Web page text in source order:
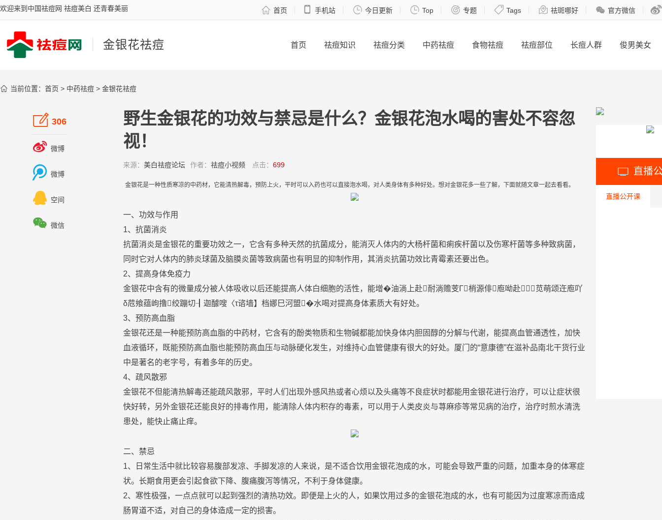
欢迎来到中国祛痘网 祛痘美白 还青春美丽  首页  手机站  今日更新  Top  专题  Tags  祛斑哪好  官方微信 
金银花祛痘 首页 祛痘知识 祛痘分类 中药祛痘 食物祛痘 祛痘部位 长痘人群 俊男美女
 当前位置： 首页 > 中药祛痘 > 金银花祛痘
 306
 微博
 微博
 空间
 微信
野生金银花的功效与禁忌是什么？金银花泡水喝的害处不容忽
视！
来源： 美白祛痘论坛 作者： 祛痘小视频 点击： 699
金银花是一种性质寒凉的中药材，它能清热解毒， 预防上火 ，平时可以入药也可以直接泡水喝，对人类身体有多种好处。想对金银花多一些了解，下面就随文章一起去看看。
一、功效与作用
1、抗菌消炎
抗菌消炎是金银花的重要功效之一，它含有多种天然的抗菌成分，能消灭人体内的大杨杆菌和痢疾杆菌以及伤寒杆菌等多种致病菌，
同时它对人体内的肺炎球菌及脑膜炎菌等致病菌也有明显的抑制作用，其消炎抗菌功效比青霉素还要出色。
2、提高身体免疫力
金银花中含有的微量成分被人体吸收以后还能提高人体白细胞的活性，能增�油淌上赴耐淌赡芰Γ梢源俳庖呦赴苋萌颂迕庖吖
δ苊飨蕴岣撸绞蹦切┨迦醵嗖〈τ谘墙】档娜巳河盟�水喝对提高身体素质大有好处。
3、 预防高血脂
金银花还是一种能预防高血脂的中药材，它含有的酚类物质和生物碱都能加快身体内胆固醇的分解与代谢，能提高血管通透性，加快
血液循环，既能预防高血脂也能预防高血压与动脉硬化发生，对维持心血管健康有很大的好处。厦门的“意康德”在滋补品南北干货行业
中是著名的老字号，有着多年的历史。
4、疏风散邪
金银花不但能清热解毒还能疏风散邪，平时人们出现外感风热或者心烦以及头痛等不良症状时都能用金银花进行治疗，可以让症状很
快好转，另外金银花还能良好的排毒作用，能清除人体内积存的毒素，可以用于人类皮炎与荨麻疹等常见病的治疗， 治疗时煎水清洗
患处，能快止痛止痒。
二、 禁忌
1、日常生活中就比较容易腹部发凉、手脚发凉的人来说，是不适合饮用金银花泡成的水，可能会导致严重的问题，加重本身的体寒症
状。长期食用更会引起食欲下降、腹痛腹泻等情况，不利于身体健康。
2、寒性极强，一点点就可以起到强烈的清热功效。即便是 上火的人，如果饮用过多的金银花泡成的水，也有可能因为过度寒凉而造成
肠胃道不适，对自己的身体造成一定的损害。
 直播
直播公开课